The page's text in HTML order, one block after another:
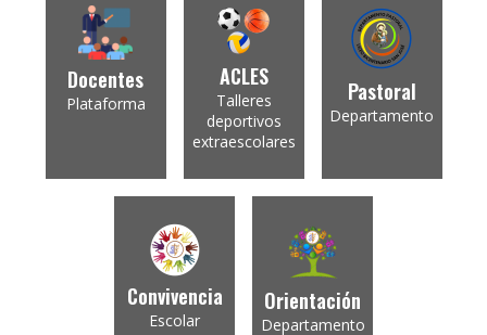
Docentes
Plataforma
ACLES
Talleres
deportivos
extraescolares
Pastoral
Departamento
Convivencia
Escolar
Orientación
Departamento